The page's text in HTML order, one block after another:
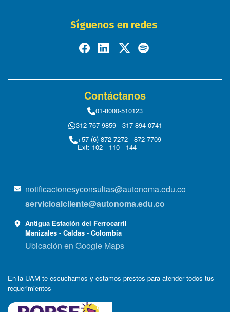
Síguenos en redes
Contáctanos
01-8000-510123
312 767 9859 - 317 894 0741
+57 (6) 872 7272 - 872 7709
Ext: 102 - 110 - 144
notificacionesyconsultas@autonoma.edu.co
servicioalcliente@autonoma.edu.co
Antigua Estación del Ferrocarril
Manizales - Caldas - Colombia
Ubicación en Google Maps
En la UAM te escuchamos y estamos prestos para atender todos tus
requerimientos